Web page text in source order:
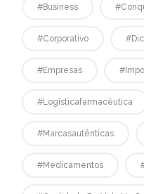
#business
#corporativo
#empresas
#logísticafarmacêutica
#marcasautênticas
#medicamentos